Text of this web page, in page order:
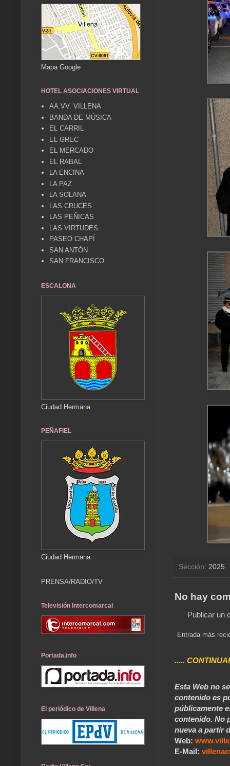
Sección: 2025
No hay
Publicar un
Entrada más
.....
Esta Web no
contenido es
públicamente
contenido. No
nueva a partir
Web:
E-Mail:
Mapa Google
HOTEL ASOCIACIONES VIRTUAL
AA.VV. VILLENA
BANDA DE MÚSICA
EL CARRIL
EL GREC
EL MERCADO
EL RABAL
LA ENCINA
LA PAZ
LA SOLANA
LAS CRUCES
LAS PEÑICAS
LAS VIRTUDES
PASEO CHAPÍ
SAN ANTÓN
SAN FRANCISCO
ESCALONA
Ciudad Hermana
PEÑAFIEL
Ciudad Hermana
PRENSA/RADIO/TV
Televisión Intercomarcal
Portada.info
El periódico de Villena